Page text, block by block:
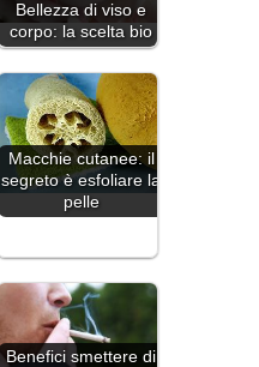
Bellezza di viso e
corpo: la scelta bio
Macchie cutanee: il
segreto è esfoliare la
pelle
Benefici smettere di